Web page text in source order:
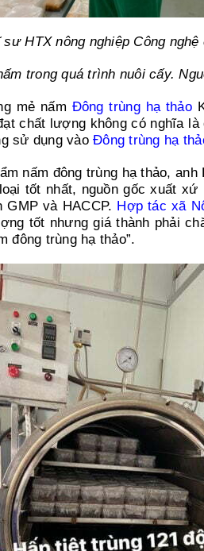
HTX nông nghiệp Công
trong quá trình nuôi cấy.
mẻ nấm Đông trùng hạ thảo
chất lượng không có nghĩa
sử dụng vàoĐông trùng hạ
nấm đông trùng hạ thảo,
tốt nhất, nguồn gốc xuất
và HACCP. Hợp tác xã
tốt nhưng giá thành phải
đông trùng hạ thảo”.